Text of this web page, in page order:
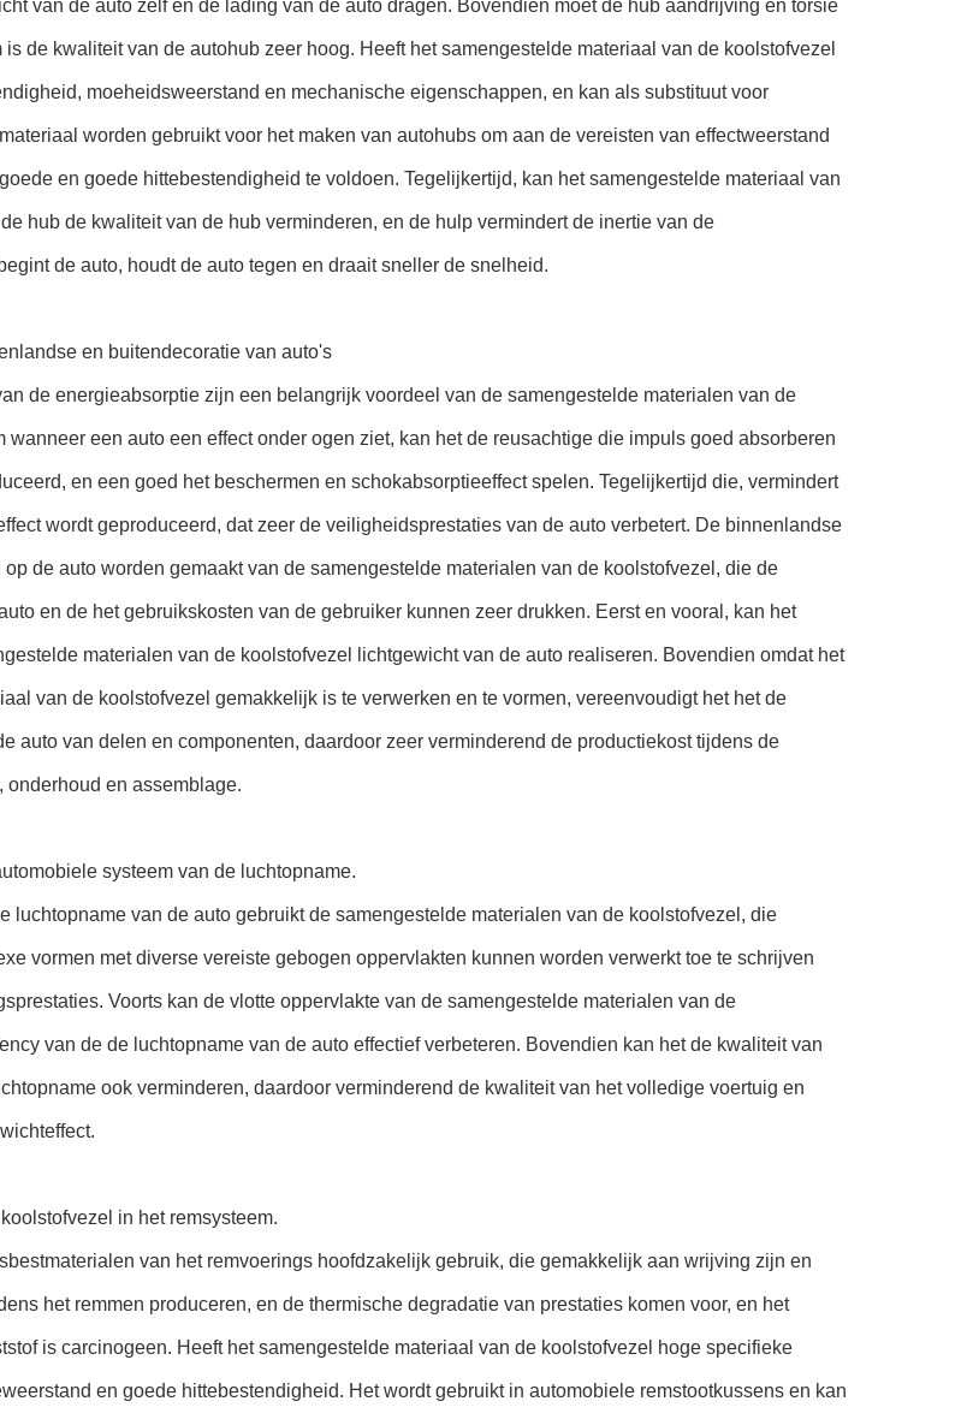
van de auto zelf en de lading van de auto dragen. Bovendien moet de hub aandrijving en torsie
de kwaliteit van de autohub zeer hoog. Heeft het samengestelde materiaal van de koolstofvezel
moeheidsweerstand en mechanische eigenschappen, en kan als substituut voor
worden gebruikt voor het maken van autohubs om aan de vereisten van effectweerstand
en goede hittebestendigheid te voldoen. Tegelijkertijd, kan het samengestelde materiaal van
hub de kwaliteit van de hub verminderen, en de hulp vermindert de inertie van de
de auto, houdt de auto tegen en draait sneller de snelheid.
en buitendecoratie van auto's
de energieabsorptie zijn een belangrijk voordeel van de samengestelde materialen van de
wanneer een auto een effect onder ogen ziet, kan het de reusachtige die impuls goed absorberen
en een goed het beschermen en schokabsorptieeffect spelen. Tegelijkertijd die, vermindert
wordt geproduceerd, dat zeer de veiligheidsprestaties van de auto verbetert. De binnenlandse
de auto worden gemaakt van de samengestelde materialen van de koolstofvezel, die de
en de het gebruikskosten van de gebruiker kunnen zeer drukken. Eerst en vooral, kan het
materialen van de koolstofvezel lichtgewicht van de auto realiseren. Bovendien omdat het
van de koolstofvezel gemakkelijk is te verwerken en te vormen, vereenvoudigt het het de
auto van delen en componenten, daardoor zeer verminderend de productiekost tijdens de
onderhoud en assemblage.
systeem van de luchtopname.
luchtopname van de auto gebruikt de samengestelde materialen van de koolstofvezel, die
vormen met diverse vereiste gebogen oppervlakten kunnen worden verwerkt toe te schrijven
Voorts kan de vlotte oppervlakte van de samengestelde materialen van de
van de de luchtopname van de auto effectief verbeteren. Bovendien kan het de kwaliteit van
ook verminderen, daardoor verminderend de kwaliteit van het volledige voertuig en
in het remsysteem.
van het remvoerings hoofdzakelijk gebruik, die gemakkelijk aan wrijving zijn en
het remmen produceren, en de thermische degradatie van prestaties komen voor, en het
is carcinogeen. Heeft het samengestelde materiaal van de koolstofvezel hoge specifieke
en goede hittebestendigheid. Het wordt gebruikt in automobiele remstootkussens en kan